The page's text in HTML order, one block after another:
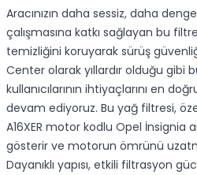
Aracınızın daha sessiz, daha
çalışmasına katkı sağlayan bu
temizliğini koruyarak sürüş
Center olarak yıllardır olduğu gibi
kullanıcılarının ihtiyaçlarını en
devam ediyoruz. Bu yağ filtresi,
A16XER motor kodlu Opel
gösterir ve motorun ömrünü
Dayanıklı yapısı, etkili filtrasyon